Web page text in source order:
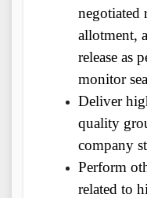
negotiated
allotment,
release as
monitor
Deliver
quality
company
Perform
related to